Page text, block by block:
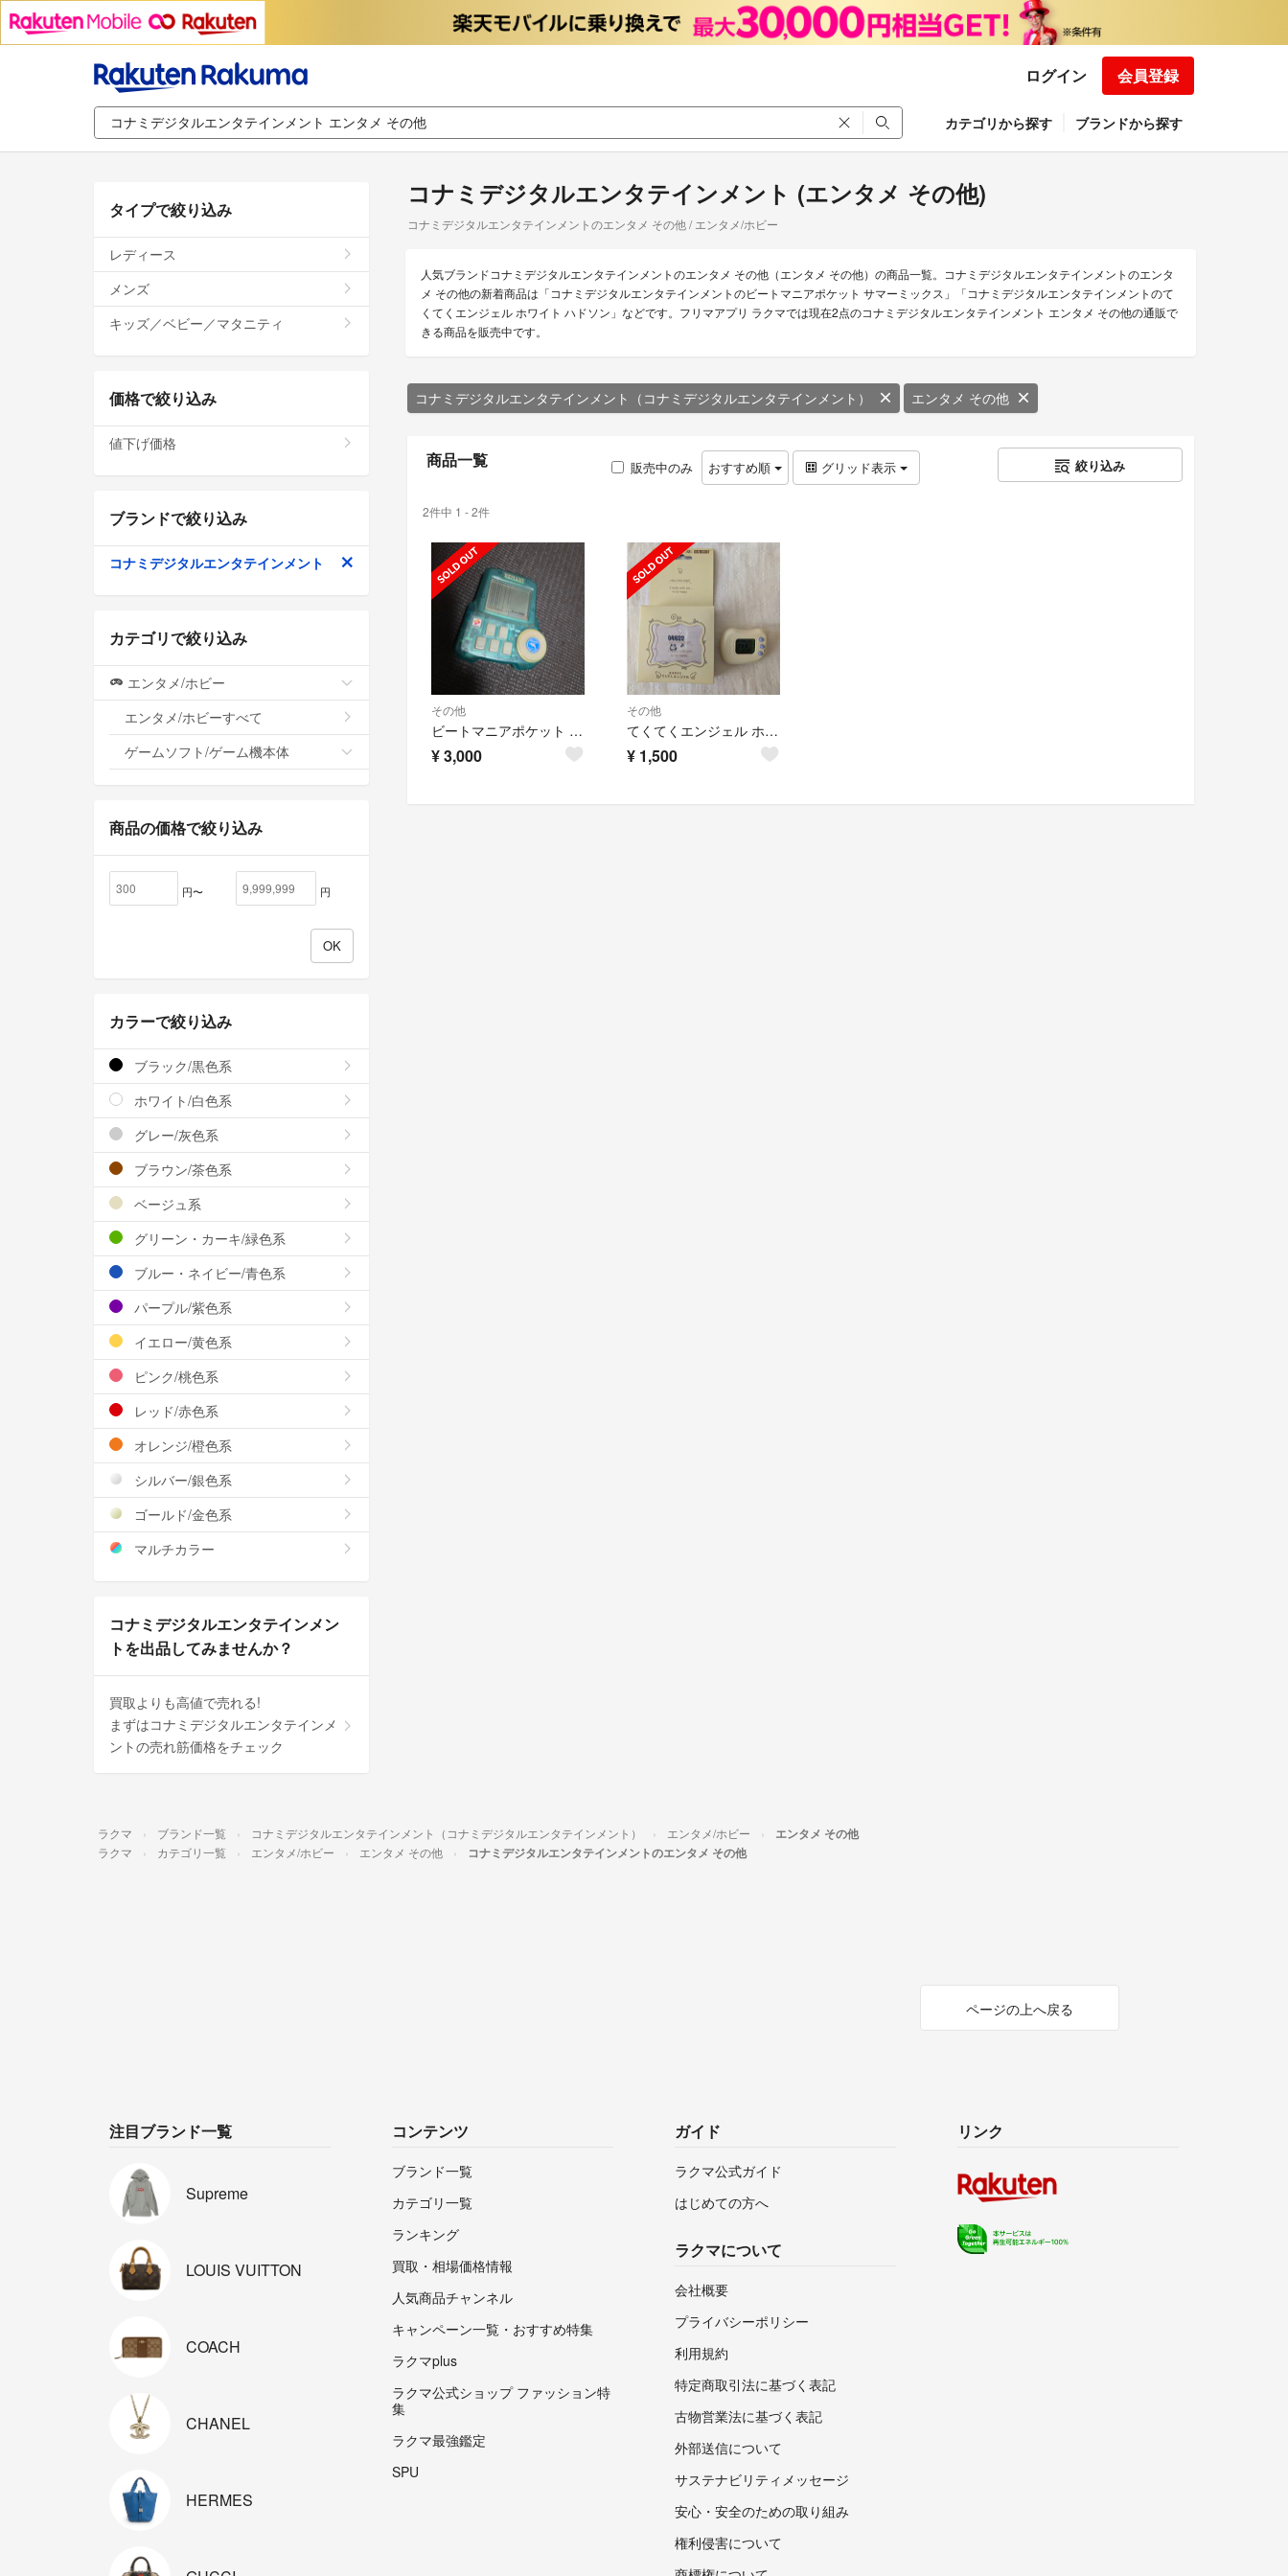
ログイン 会員登録
カテゴリから探す ブランドから探す
コナミデジタルエンタテインメント (エンタメ その他)
コナミデジタルエンタテインメントのエンタメ その他 / エンタメ/ホビー
人気ブランドコナミデジタルエンタテインメントのエンタメ その他（エンタメ その他）の商品一覧。コナミデジタルエンタテインメントのエンタ
メ その他の新着商品は「コナミデジタルエンタテインメントのビートマニアポケット サマーミックス」「コナミデジタルエンタテインメントのて
くてくエンジェル ホワイト ハドソン」などです。フリマアプリ ラクマでは現在2点のコナミデジタルエンタテインメント エンタメ その他の通販で
きる商品を販売中です。
コナミデジタルエンタテインメント（コナミデジタルエンタテインメント） エンタメ その他
商品一覧 販売中のみ おすすめ順 グリッド表示 絞り込み
2件中 1 - 2件
その他
ビートマニアポケット サマーミックス
¥3,000
その他
てくてくエンジェル ホワイト ハドソン
¥ 1,500
タイプで絞り込み
レディース
メンズ
キッズ／ベビー／マタニティ
価格で絞り込み
値下げ価格
ブランドで絞り込み
コナミデジタルエンタテインメント
カテゴリで絞り込み
エンタメ/ホビー
エンタメ/ホビーすべて
ゲームソフト/ゲーム機本体
商品の価格で絞り込み
円〜 円
カラーで絞り込み
ブラック/黒色系
ホワイト/白色系
グレー/灰色系
ブラウン/茶色系
ベージュ系
グリーン・カーキ/緑色系
ブルー・ネイビー/青色系
パープル/紫色系
イエロー/黄色系
ピンク/桃色系
レッド/赤色系
オレンジ/橙色系
シルバー/銀色系
ゴールド/金色系
マルチカラー
コナミデジタルエンタテインメン
トを出品してみませんか？
買取よりも高値で売れる!
まずはコナミデジタルエンタテインメ
ントの売れ筋価格をチェック
ラクマ ブランド一覧 コナミデジタルエンタテインメント（コナミデジタルエンタテインメント） エンタメ/ホビー エンタメ その他
ラクマ カテゴリ一覧 エンタメ/ホビー エンタメ その他 コナミデジタルエンタテインメントのエンタメ その他
ページの上へ戻る
注目ブランド一覧
Supreme
LOUIS VUITTON
COACH
CHANEL
HERMES
コンテンツ
ブランド一覧
カテゴリ一覧
ランキング
買取・相場価格情報
人気商品チャンネル
キャンペーン一覧・おすすめ特集
ラクマplus
ラクマ公式ショップ ファッション特
集
ラクマ最強鑑定
SPU
ガイド
ラクマ公式ガイド
はじめての方へ
ラクマについて
会社概要
プライバシーポリシー
利用規約
特定商取引法に基づく表記
古物営業法に基づく表記
外部送信について
サステナビリティメッセージ
安心・安全のための取り組み
権利侵害について
リンク